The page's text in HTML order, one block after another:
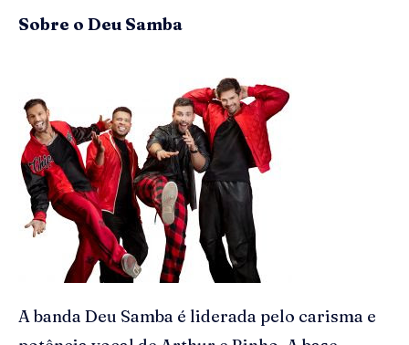
Sobre o Deu Samba
A banda Deu Samba é liderada pelo carisma e